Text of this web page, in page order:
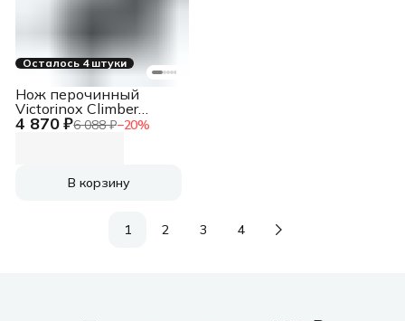
Осталось 4 штуки
4 870 ₽6 088 ₽−20%
Нож перочинный
Victorinox Climber
(1.3703.3) 91мм
В корзину
1 2 3 4